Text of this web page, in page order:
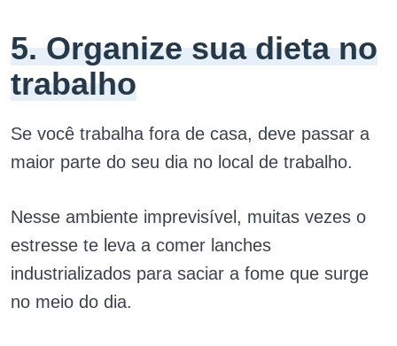
5. Organize sua dieta no
trabalho
Se você trabalha fora de casa, deve passar a
maior parte do seu dia no local de trabalho.
Nesse ambiente imprevisível, muitas vezes o
estresse te leva a comer lanches
industrializados para saciar a fome que surge
no meio do dia.